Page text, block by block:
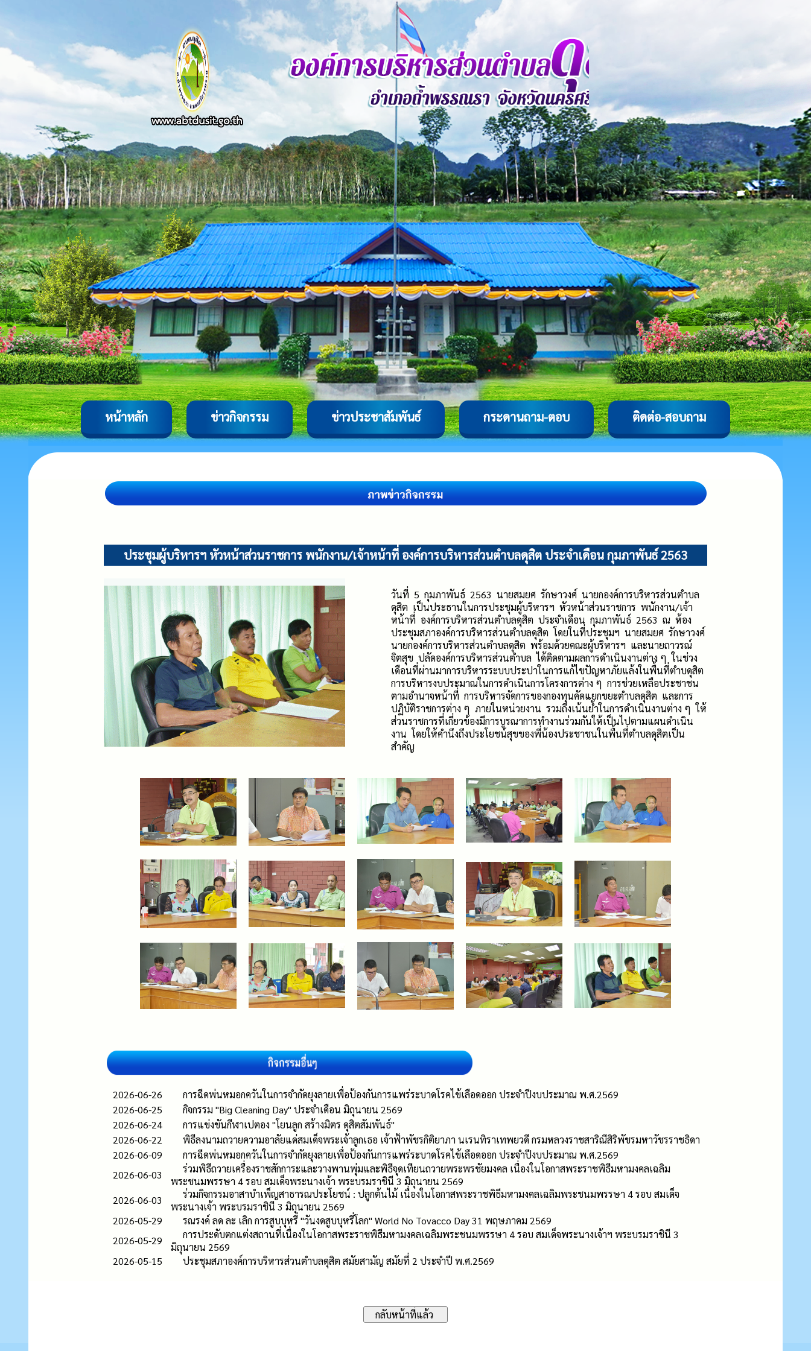
หน้าหลัก ข่าวกิจกรรม ข่าวประชาสัมพันธ์ กระดานถาม-ตอบ ติดต่อ-สอบถาม
ประชุมผู้บริหารฯ หัวหน้าส่วนราชการ พนักงาน/เจ้าหน้าที่ องค์การบริหารส่วนตำบลดุสิต ประจำเดือน กุมภาพันธ์ 2563
วันที่ 5 กุมภาพันธ์ 2563 นายสมยศ รักษาวงศ์ นายกองค์การบริหารส่วนตำบล
ดุสิต เป็นประธานในการประชุมผู้บริหารฯ หัวหน้าส่วนราชการ พนักงาน/เจ้า
หน้าที่ องค์การบริหารส่วนตำบลดุสิต ประจำเดือน กุมภาพันธ์ 2563 ณ ห้อง
ประชุมสภาองค์การบริหารส่วนตำบลดุสิต โดยในที่ประชุมฯ นายสมยศ รักษาวงศ์
นายกองค์การบริหารส่วนตำบลดุสิต พร้อมด้วยคณะผู้บริหารฯ และนายถาวรณ์
จิตสุข ปลัดองค์การบริหารส่วนตำบล ได้ติดตามผลการดำเนินงานต่าง ๆ ในช่วง
เดือนที่ผ่านมาการบริหารระบบประปาในการแก้ไขปัญหาภัยแล้งในพื้นที่ตำบดุสิต
การบริหารงบประมาณในการดำเนินการโครงการต่าง ๆ การช่วยเหลือประชาชน
ตามอำนาจหน้าที่ การบริหารจัดการของกองทุนคัดแยกขยะตำบลดุสิต และการ
ปฏิบัติราชการต่าง ๆ ภายในหน่วยงาน รวมถึงเน้นย้ำในการดำเนินงานต่าง ๆ ให้
ส่วนราชการที่เกี่ยวข้องมีการบูรณาการทำงานร่วมกันให้เป็นไปตามแผนดำเนิน
งาน โดยให้คำนึงถึงประโยชน์สุขของพี่น้องประชาชนในพื้นที่ตำบลดุสิตเป็น
สำคัญ
2026-06-26
การฉีดพ่นหมอกควันในการจำกัดยุงลายเพื่อป้องกันการแพร่ระบาดโรคไข้เลือดออก ประจำปีงบประมาณ พ.ศ.2569
2026-06-25
กิจกรรม "Big Cleaning Day" ประจำเดือน มิถุนายน 2569
2026-06-24
การแข่งขันกีฬาเปตอง "โยนลูก สร้างมิตร ดุสิตสัมพันธ์"
2026-06-22
พิธีลงนามถวายความอาลัยแด่สมเด็จพระเจ้าลูกเธอ เจ้าฟ้าพัชรกิติยาภา นเรนทิราเทพยวดี กรมหลวงราชสาริณีสิริพัชรมหาวัชรราชธิดา
2026-06-09
การฉีดพ่นหมอกควันในการจำกัดยุงลายเพื่อป้องกันการแพร่ระบาดโรคไข้เลือดออก ประจำปีงบประมาณ พ.ศ.2569
2026-06-03
ร่วมพิธีถวายเครื่องราชสักการะและวางพานพุ่มและพิธีจุดเทียนถวายพระพรชัยมงคล เนื่องในโอกาสพระราชพิธีมหามงคลเฉลิม
พระชนมพรรษา 4 รอบ สมเด็จพระนางเจ้า พระบรมราชินี 3 มิถุนายน 2569
2026-06-03
ร่วมกิจกรรมอาสาบำเพ็ญสาธารณประโยชน์ : ปลูกต้นไม้ เนื่องในโอกาสพระราชพิธีมหามงคลเฉลิมพระชนมพรรษา 4 รอบ สมเด็จ
พระนางเจ้า พระบรมราชินี 3 มิถุนายน 2569
2026-05-29
รณรงค์ ลด ละ เลิก การสูบบุหรี่ "วันงดสูบบุหรี่โลก" World No Tovacco Day 31 พฤษภาคม 2569
2026-05-29
การประดับตกแต่งสถานที่เนื่องในโอกาสพระราชพิธีมหามงคลเฉลิมพระชนมพรรษา 4 รอบ สมเด็จพระนางเจ้าฯ พระบรมราชินี 3
มิถุนายน 2569
2026-05-15
ประชุมสภาองค์การบริหารส่วนตำบลดุสิต สมัยสามัญ สมัยที่ 2 ประจำปี พ.ศ.2569